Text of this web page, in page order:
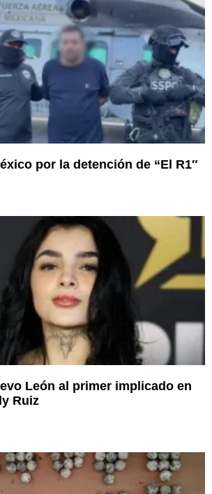
por la detención de “El R1″
León al primer implicado en
Ruiz